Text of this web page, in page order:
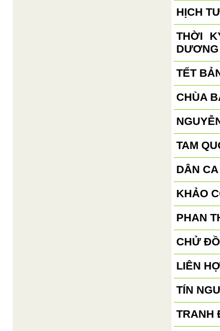
HỊCH
THỜI
TẾT
CHÙA
TAM
DÂN
KHẢO
PHAN
CHỬ
LIÊN
TÍN
TRANH